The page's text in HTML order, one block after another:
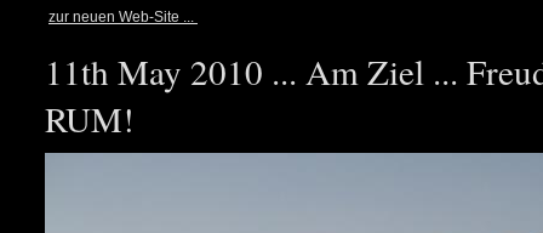
zur neuen Web-Site ...
11th May 2010 ... Am Ziel ...
RUM!